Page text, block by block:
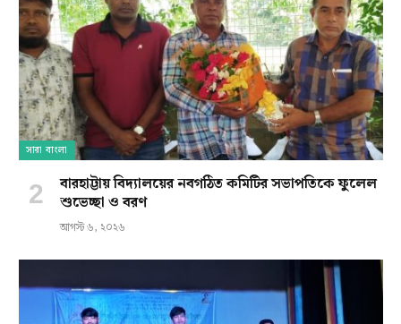
সারা বাংলা
বারহাট্টায় বিদ্যালয়ের নবগঠিত কমিটির সভাপতিকে ফুলেল
শুভেচ্ছা ও বরণ
আগস্ট ৬, ২০২৬